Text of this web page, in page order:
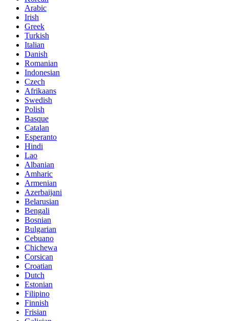
Arabic
Irish
Greek
Turkish
Italian
Danish
Romanian
Indonesian
Czech
Afrikaans
Swedish
Polish
Basque
Catalan
Esperanto
Hindi
Lao
Albanian
Amharic
Armenian
Azerbaijani
Belarusian
Bengali
Bosnian
Bulgarian
Cebuano
Chichewa
Corsican
Croatian
Dutch
Estonian
Filipino
Finnish
Frisian